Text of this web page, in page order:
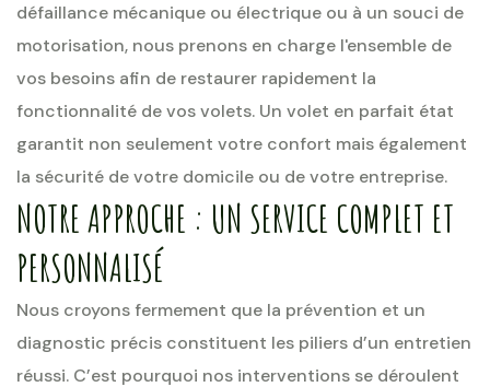
défaillance mécanique ou électrique ou à un souci de
motorisation, nous prenons en charge l'ensemble de
vos besoins afin de restaurer rapidement la
fonctionnalité de vos volets. Un volet en parfait état
garantit non seulement votre confort mais également
la sécurité de votre domicile ou de votre entreprise.
NOTRE APPROCHE : UN SERVICE COMPLET ET
PERSONNALISÉ
Nous croyons fermement que la prévention et un
diagnostic précis constituent les piliers d’un entretien
réussi. C’est pourquoi nos interventions se déroulent